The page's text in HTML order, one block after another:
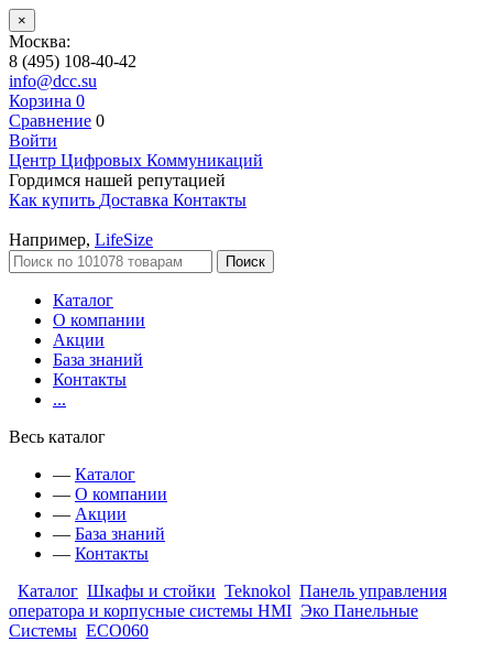
×
Москва:
8 (495) 108-40-42
info@dcc.su
Корзина 0
Сравнение 0
Войти
Центр Цифровых Коммуникаций
Гордимся нашей репутацией
Как купить Доставка Контакты
Например, LifeSize
Поиск
Каталог
О компании
Акции
База знаний
Контакты
...
Весь каталог
— Каталог
— О компании
— Акции
— База знаний
— Контакты
Каталог Шкафы и стойки Teknokol Панель управления
оператора и корпусные системы HMI Эко Панельные
Системы ECO060